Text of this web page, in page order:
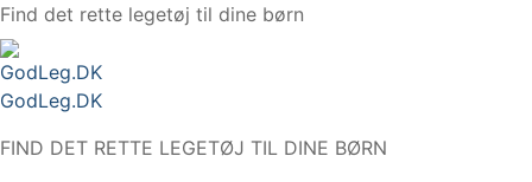
Spring
til
indhold
Find det rette legetøj til dine børn
GodLeg.DK
FIND DET RETTE LEGETØJ TIL DINE BØRN